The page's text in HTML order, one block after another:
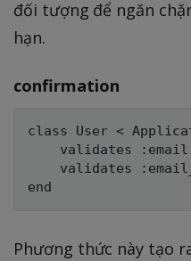
đối tượng để ngăn
hạn.
confirmation
class User <
validates
validates
Phương thức này tạo